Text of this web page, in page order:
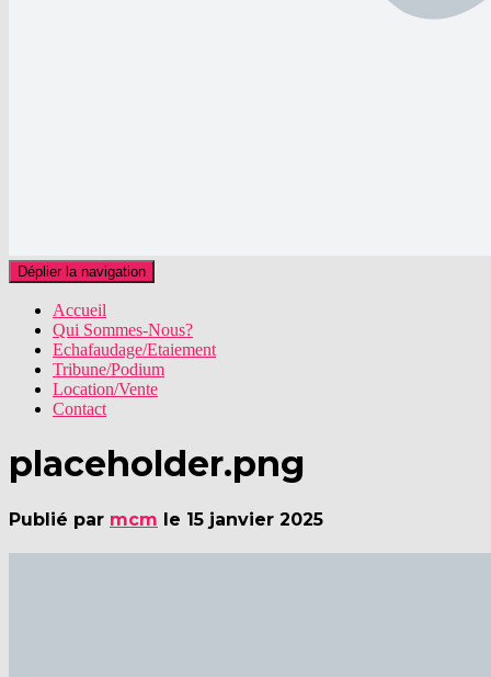
Déplier la navigation
Accueil
Qui Sommes-Nous?
Echafaudage/Etaiement
Tribune/Podium
Location/Vente
Contact
placeholder.png
Publié par mcm le 15 janvier 2025